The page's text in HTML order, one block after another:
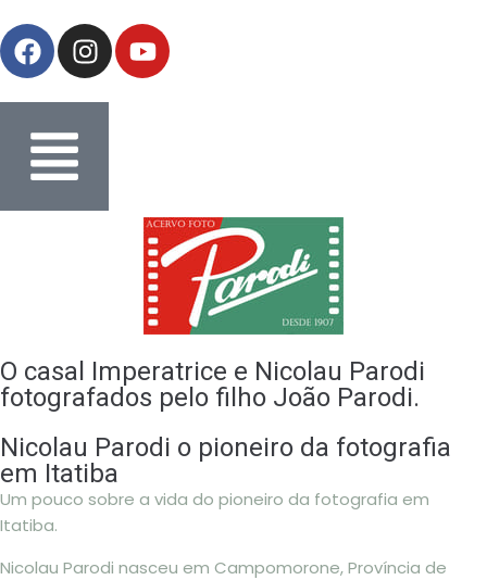
O casal Imperatrice e Nicolau Parodi
fotografados pelo filho João Parodi.
Nicolau Parodi o pioneiro da fotografia
em Itatiba
Um pouco sobre a vida do pioneiro da fotografia em
Itatiba.
Nicolau Parodi nasceu em Campomorone, Província de